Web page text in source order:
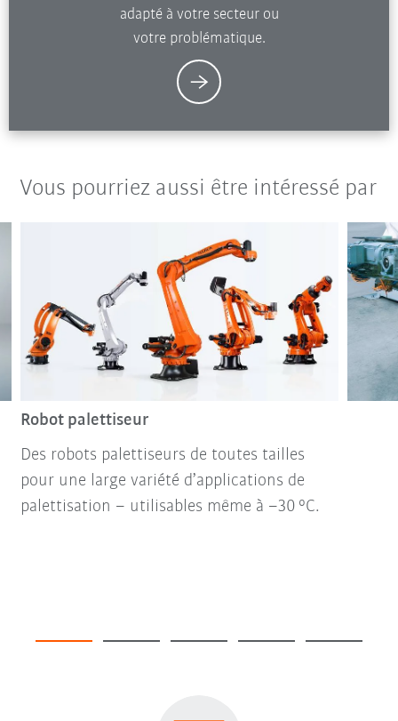
adapté à votre secteur ou
votre problématique.
Vous pourriez aussi être intéressé par
Robot palettiseur
Des robots palettiseurs de toutes tailles
pour une large variété d’applications de
palettisation – utilisables même à –30 °C.